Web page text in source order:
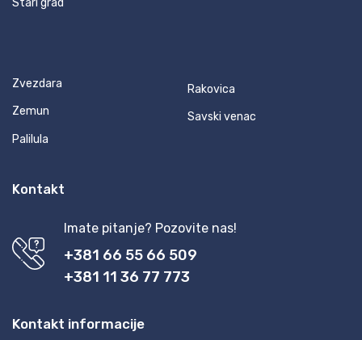
Stari grad
Zvezdara
Zemun
Palilula
Rakovica
Savski venac
Kontakt
Imate pitanje? Pozovite nas!
+381 66 55 66 509
+381 11 36 77 773
Kontakt informacije